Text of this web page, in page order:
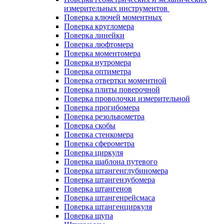
измерительных инструментов
Поверка ключей моментных
Поверка кругломера
Поверка линейки
Поверка люфтомера
Поверка моментомера
Поверка нутромера
Поверка оптиметра
Поверка отвертки моментной
Поверка плиты поверочной
Поверка проволочки измерительной
Поверка прогибомера
Поверка резольвометра
Поверка скобы
Поверка стенкомера
Поверка сферометра
Поверка циркуля
Поверка шаблона путевого
Поверка штангенглубиномера
Поверка штангензубомера
Поверка штангенов
Поверка штангенрейсмаса
Поверка штангенциркуля
Поверка щупа